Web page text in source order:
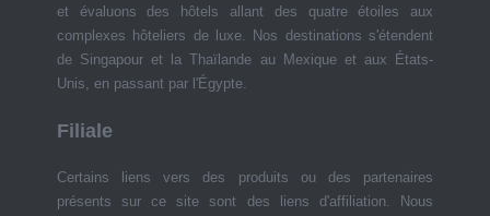
et évaluons des hôtels allant des quatre étoiles aux
complexes hôteliers de luxe. Nos destinations s'étendent
de Singapour et la Thaïlande au Mexique et aux États-
Unis, en passant par l'Égypte.
Filiale
Certains liens vers des produits ou des partenaires
présents sur ce site sont des liens d'affiliation. Nous